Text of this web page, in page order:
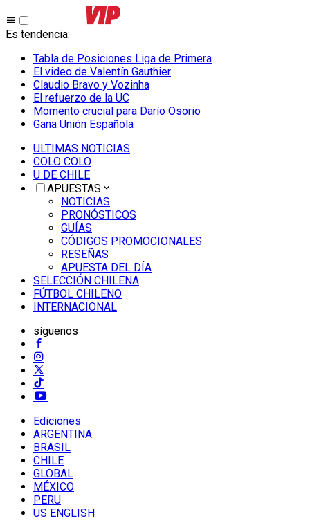
Es tendencia:
Tabla de Posiciones Liga de Primera
El video de Valentín Gauthier
Claudio Bravo y Vozinha
El refuerzo de la UC
Momento crucial para Darío Osorio
Gana Unión Española
ULTIMAS NOTICIAS
COLO COLO
U DE CHILE
APUESTAS
NOTICIAS
PRONÓSTICOS
GUÍAS
CÓDIGOS PROMOCIONALES
RESEÑAS
APUESTA DEL DÍA
SELECCIÓN CHILENA
FÚTBOL CHILENO
INTERNACIONAL
síguenos
Ediciones
ARGENTINA
BRASIL
CHILE
GLOBAL
MÉXICO
PERU
US ENGLISH